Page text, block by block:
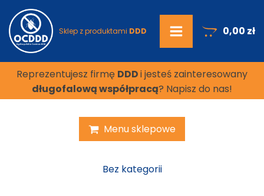
Sklep z produktami DDD 0,00 zł
Reprezentujesz firmę DDDi jesteś zainteresowany
długofalową współpracą? Napisz do nas!
Menu sklepowe
Bez kategorii